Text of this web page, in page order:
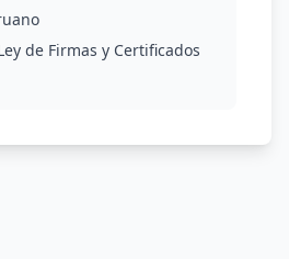
de Firmas y Certificados